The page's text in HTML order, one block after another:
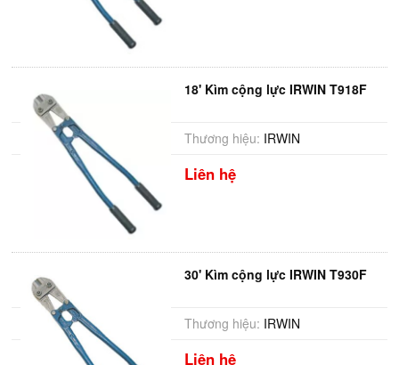
18' Kìm cộng lực IRWIN T918F
Thương hiệu: IRWIN
Liên hệ
30' Kìm cộng lực IRWIN T930F
Thương hiệu: IRWIN
Liên hệ